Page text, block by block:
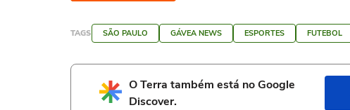
TAGS SÃO PAULO GÁVEA NEWS ESPORTES FUTEBOL
O Terra também está no Google
Discover.